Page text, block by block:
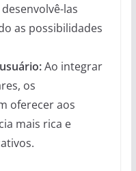
las
as possibilidades
Ao integrar
os
oferecer aos
mais rica e